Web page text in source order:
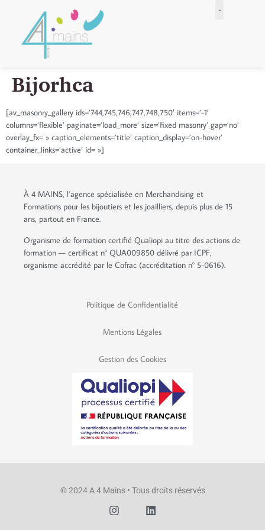
Bijorhca
[av_masonry_gallery ids=’744,745,746,747,748,750′ items=’-1′
columns=’flexible’ paginate=’load_more’ size=’fixed masonry’ gap=’no’
overlay_fx= » caption_elements=’title’ caption_display=’on-hover’
container_links=’active’ id= »]
À 4 MAINS, l’agence spécialisée en Merchandising et
Formations pour les bijoutiers et les joailliers, depuis plus de 15
ans, partout en France.
Organisme de formation certifié Qualiopi au titre des actions de
formation — certificat n° QUA009850 délivré par ICPF,
organisme accrédité par le Cofrac (accréditation n° 5-0616).
Politique de Confidentialité
Mentions Légales
Gestion des Cookies
© 2024 A 4 Mains • Tous droits réservés